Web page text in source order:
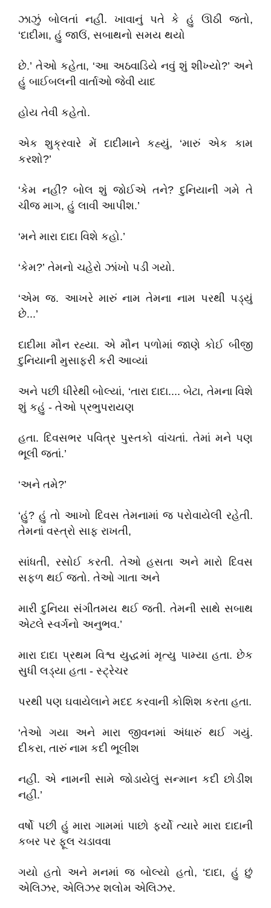
ઝાઝું બોલતાં નહીં. ખાવાનું પતે કે હું ઊઠી જતો,
‘દાદીમા, હું જાઉં, સબાથનો સમય થયો
છે.’ તેઓ કહેતા, ‘આ અઠવાડિયે નવું શું શીખ્યો?’ અને
હું બાઈબલની વાર્તાઓ જેવી યાદ
હોય તેવી કહેતો.
એક શુક્રવારે મેં દાદીમાને કહ્યું, ‘મારું એક કામ
કરશો?’
‘કેમ નહીં? બોલ શું જોઈએ તને? દુનિયાની ગમે તે
ચીજ માગ, હું લાવી આપીશ.’
‘મને મારા દાદા વિશે કહો.’
‘કેમ?’ તેમનો ચહેરો ઝાંખો પડી ગયો.
‘એમ જ. આખરે મારું નામ તેમના નામ પરથી પડ્યું
છે...’
દાદીમા મૌન રહ્યા. એ મૌન પળોમાં જાણે કોઈ બીજી
દુનિયાની મુસાફરી કરી આવ્યાં
અને પછી ધીરેથી બોલ્યાં, ‘તારા દાદા.... બેટા, તેમના વિશે
શું કહું - તેઓ પ્રભુપરાયણ
હતા. દિવસભર પવિત્ર પુસ્તકો વાંચતાં. તેમાં મને પણ
ભૂલી જતાં.’
‘અને તમે?’
‘હું? હું તો આખો દિવસ તેમનામાં જ પરોવાયેલી રહેતી.
તેમનાં વસ્ત્રો સાફ રાખતી,
સાંધતી, રસોઈ કરતી. તેઓ હસતા અને મારો દિવસ
સફળ થઈ જતો. તેઓ ગાતા અને
મારી દુનિયા સંગીતમય થઈ જતી. તેમની સાથે સબાથ
એટલે સ્વર્ગનો અનુભવ.’
મારા દાદા પ્રથમ વિશ્વ યુદ્ધમાં મૃત્યુ પામ્યા હતા. છેક
સુધી લડ્યા હતા - સ્ટ્રેચર
પરથી પણ ઘવાયેલાને મદદ કરવાની કોશિશ કરતા હતા.
‘તેઓ ગયા અને મારા જીવનમાં અંધારું થઈ ગયું.
દીકરા, તારું નામ કદી ભૂલીશ
નહીં. એ નામની સામે જોડાયેલું સન્માન કદી છોડીશ
નહીં.’
વર્ષો પછી હું મારા ગામમાં પાછો ફર્યો ત્યારે મારા દાદાની
કબર પર ફૂલ ચડાવવા
ગયો હતો અને મનમાં જ બોલ્યો હતો, ‘દાદા, હું છું
એલિઝર, એલિઝર શલોમ એલિઝર.